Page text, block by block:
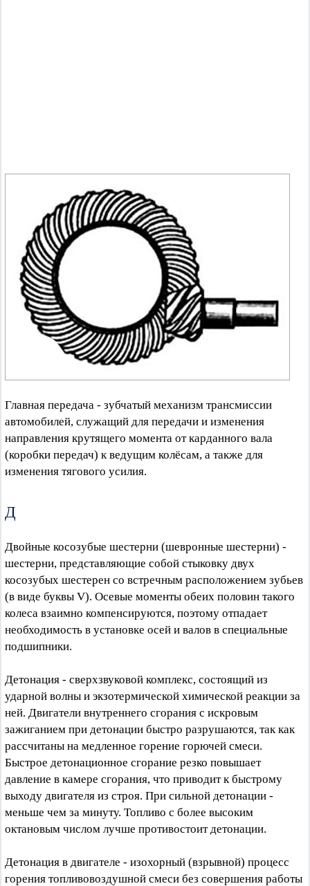
Главная передача - зубчатый механизм трансмиссии
автомобилей, служащий для передачи и изменения
направления крутящего момента от карданного вала
(коробки передач) к ведущим колёсам, а также для
изменения тягового усилия.
Д
Двойные косозубые шестерни (шевронные шестерни) -
шестерни, представляющие собой стыковку двух
косозубых шестерен со встречным расположением зубьев
(в виде буквы V). Осевые моменты обеих половин такого
колеса взаимно компенсируются, поэтому отпадает
необходимость в установке осей и валов в специальные
подшипники.
Детонация - сверхзвуковой комплекс, состоящий из
ударной волны и экзотермической химической реакции за
ней. Двигатели внутреннего сгорания с искровым
зажиганием при детонации быстро разрушаются, так как
рассчитаны на медленное горение горючей смеси.
Быстрое детонационное сгорание резко повышает
давление в камере сгорания, что приводит к быстрому
выходу двигателя из строя. При сильной детонации -
меньше чем за минуту. Топливо с более высоким
октановым числом лучше противостоит детонации.
Детонация в двигателе - изохорный (взрывной) процесс
горения топливовоздушной смеси без совершения работы